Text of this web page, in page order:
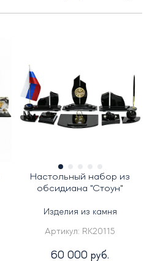
Настольный набор из
обсидиана "Стоун"
Изделия из камня
Артикул: RK20115
60 000 руб.